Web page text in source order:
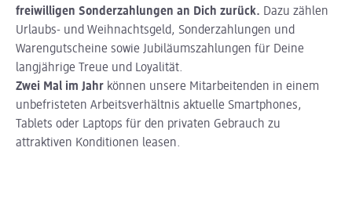
freiwilligen Sonderzahlungen an Dich zurück. Dazu zählen
Urlaubs- und Weihnachtsgeld, Sonderzahlungen und
Warengutscheine sowie Jubiläumszahlungen für Deine
langjährige Treue und Loyalität.
Zwei Mal im Jahr können unsere Mitarbeitenden in einem
unbefristeten Arbeitsverhältnis aktuelle Smartphones,
Tablets oder Laptops für den privaten Gebrauch zu
attraktiven Konditionen leasen.